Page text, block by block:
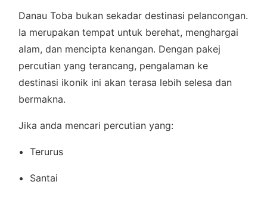
Danau Toba bukan sekadar destinasi pelancongan.
Ia merupakan tempat untuk berehat, menghargai
alam, dan mencipta kenangan. Dengan pakej
percutian yang terancang, pengalaman ke
destinasi ikonik ini akan terasa lebih selesa dan
bermakna.
Jika anda mencari percutian yang:
Terurus
Santai